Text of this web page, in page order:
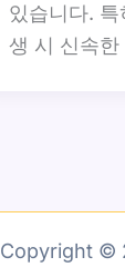
있습니다.
생 시 신속
Copyright ©